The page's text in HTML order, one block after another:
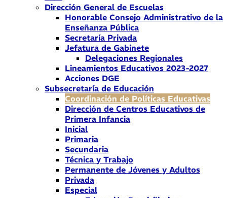
Dirección General de Escuelas
Honorable Consejo Administrativo de la
Enseñanza Pública
Secretaría Privada
Jefatura de Gabinete
Delegaciones Regionales
Lineamientos Educativos 2023-2027
Acciones DGE
Subsecretaría de Educación
Coordinación de Políticas Educativas
Dirección de Centros Educativos de
Primera Infancia
Inicial
Primaria
Secundaria
Técnica y Trabajo
Permanente de Jóvenes y Adultos
Privada
Especial